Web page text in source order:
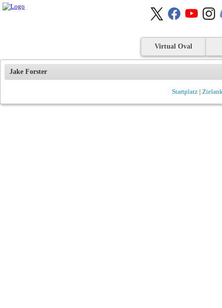
Virtual Oval
Jake Forster
Startplatz |